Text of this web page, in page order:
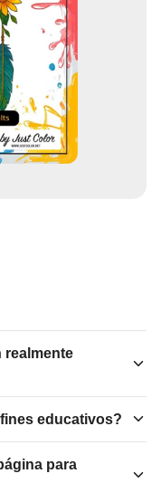
realmente
educativos?
para